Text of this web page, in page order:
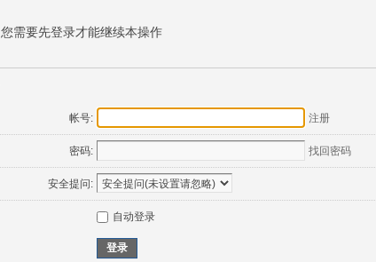
您需要先登录才能继续本操作
帐号: 注册
密码: 找回密码
安全提问:
自动登录
登录